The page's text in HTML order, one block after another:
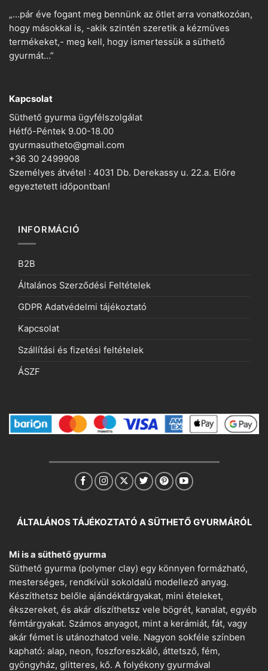
„…pár éve fogant meg bennünk az ötlet arra vonatkozóan,
hogy másokkal is, -akik szintén szeretik a kézműves
termékeket,- meg kell, hogy ismertessük a süthető
gyurmát…”
Kapcsolat
Süthető gyurma ügyfélszolgálat
Hétfő-Péntek 9.00-18.00
gyurmasutheto@gmail.com
+36 30 2499908
Személyes átvétel : 4031 Db. Derekassy u. 22.a. Előre
egyeztetett időpontban!
INFORMÁCIÓ
B2B
Általános Szerződési Feltételek
GDPR Adatvédelmi tájékoztató
Kapcsolat
Szállítási és fizetési feltételek
ÁSZF
ÁLTALÁNOS TÁJÉKOZTATÓ A SÜTHETŐ GYURMÁRÓL
Mi is a süthető gyurma
Süthető gyurma (polymer clay) egy könnyen formázható,
mesterséges, rendkívül sokoldalú modellező anyag.
Készíthetsz belőle ajándéktárgyakat, mini ételeket,
ékszereket, és akár díszíthetsz vele bögrét, kanalat, egyéb
fémtárgyakat. Számos anyagot, mint a kerámiát, fát, vagy
akár fémet is utánozhatod vele. Nagyon sokféle színben
kapható: alap, neon, foszforeszkáló, áttetsző, fém,
gyöngyház, glitteres, kő. A folyékony gyurmával